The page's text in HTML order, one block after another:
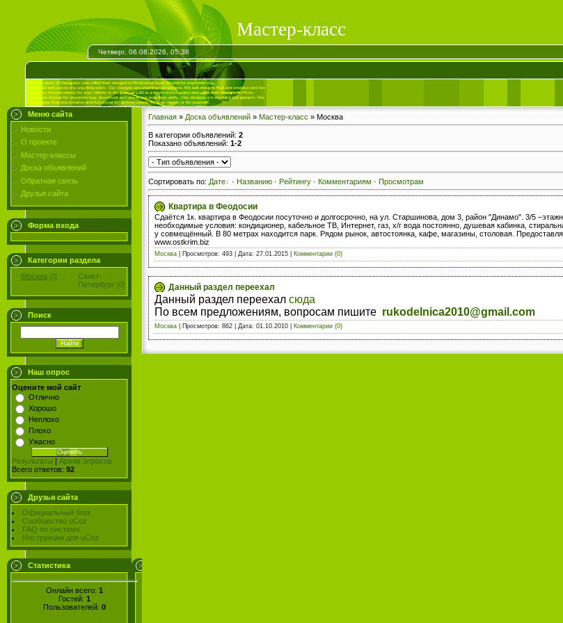
Мастер-класс
Четверг, 06.08.2026, 05:38
Меню сайта
Новости
О проекте
Мастер-классы
Доска объявлений
Обратная связь
Друзья сайта
Форма входа
Категории раздела
Москва
[2]
Санкт-
Петербург [0]
Поиск
Наш опрос
Оцените мой сайт
Отлично
Хорошо
Неплохо
Плохо
Ужасно
Результаты | Архив опросов
Всего ответов: 92
Друзья сайта
Официальный блог
Сообщество uCoz
FAQ по системе
Инструкции для uCoz
Статистика
Онлайн всего: 1
Гостей: 1
Пользователей: 0
Главная » Доска объявлений » Мастер-класс » Москва
В категории объявлений: 2
Показано объявлений: 1-2
Сортировать по: Дате · Названию · Рейтингу · Комментариям · Просмотрам
Квартира в Феодосии
Сдаётся 1к. квартира в Феодосии посуточно и долгосрочно, на ул. Старшинова, дом 3, район "Динамо". 3/5
необходимые условия: кондиционер, кабельное ТВ, Интернет, газ, х/г вода постоянно, душевая кабинка,
у совмещённый. В 80 метрах находится парк. Рядом рынок, автостоянка, кафе, магазины, столовая.
www.ostkrim.biz
Москва Просмотров: 493 Дата: 27.01.2015 Комментарии (0)
Данный раздел переехал
Данный раздел переехал сюда
По всем предложениям, вопросам пишите rukodelnica2010@gmail.com
Москва Просмотров: 862 Дата: 01.10.2010 Комментарии (0)